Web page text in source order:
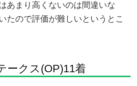
あまり高くないのは間違いな
たので評価が難しいというとこ
ークス(OP)11着